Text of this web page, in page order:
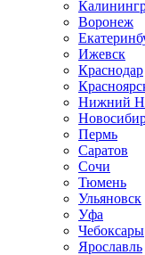
Воронеж
Ижевск
Краснодар
Нижний
Пермь
Саратов
Сочи
Тюмень
Ульяновск
Уфа
Чебоксары
Ярославль